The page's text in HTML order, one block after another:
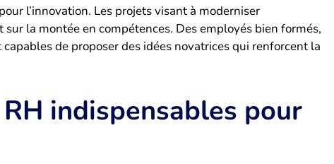
l’innovation. Les projets visant à moderniser
sur la montée en compétences. Des employés bien formés,
de proposer des idées novatrices qui renforcent la
indispensables pour